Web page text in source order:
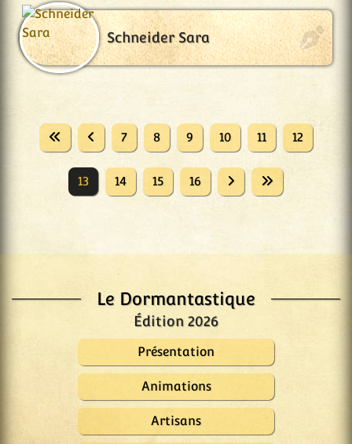
Le Dormantastique
Édition 2026
Présentation
Animations
Artisans
Schneider Sara
7 8 9 10 11 12
13 14 15 16